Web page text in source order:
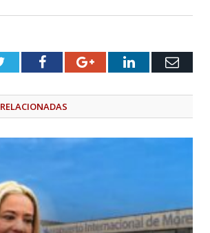
TwitterFacebookGoogle+LinkedIn
RELACIONADAS